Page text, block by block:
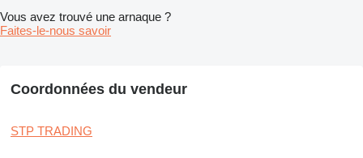
Vous avez trouvé une arnaque ?
Faites-le-nous savoir
Coordonnées du vendeur
STP TRADING